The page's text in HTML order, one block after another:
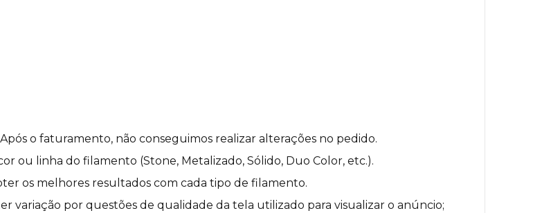
o faturamento, não conseguimos realizar alterações no pedido.
ou linha do filamento (Stone, Metalizado, Sólido, Duo Color, etc.).
os melhores resultados com cada tipo de filamento.
variação por questões de qualidade da tela utilizado para visualizar o anúncio;